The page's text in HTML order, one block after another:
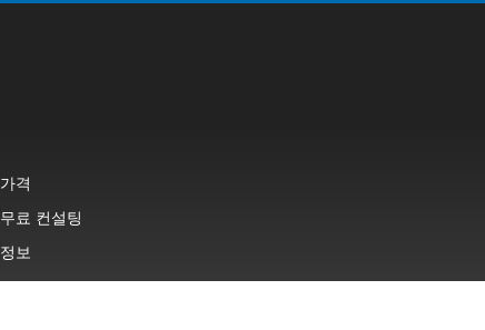
가격
무료 컨설팅
정보